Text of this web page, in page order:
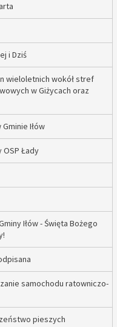
i Dziś
wieloletnich wokół stref
w Giżycach oraz
Iłów
Łady
Iłów - Święta Bożego
samochodu ratowniczo-
pieszych